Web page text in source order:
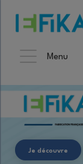
Menu
Je découvre